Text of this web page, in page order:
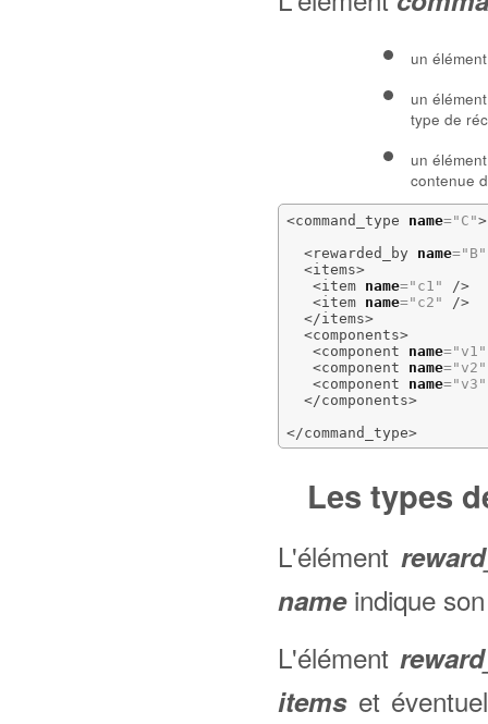
un
un
type de
un
contenue
<command_type name="C">
<rewarded_by
name="B"
<items>
<item
name="c1"
/>
<item
name="c2"
/>
</items>
<components>
<component
name="v1"
<component
name="v2"
<component
name="v3"
</components>
</command_type>
Les types
L'élément
nameindique
L'élément
itemset